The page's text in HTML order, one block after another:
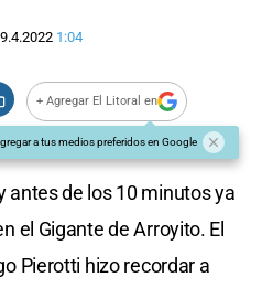
1:04
+ Agregar El Litoral en
a tus medios preferidos en Google
antes de los 10 minutos ya
el Gigante de Arroyito. El
Pierotti hizo recordar a